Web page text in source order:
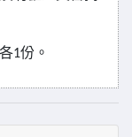
1份。